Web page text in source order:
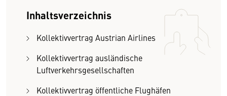
Inhaltsverzeichnis
Kollektivvertrag Austrian Airlines
Kollektivvertrag ausländische
Luftverkehrsgesellschaften
Kollektivvertrag öffentliche Flughäfen